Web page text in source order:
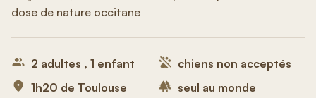
dose de nature occitane
2 adultes , 1 enfant
1h20 de Toulouse
chiens non acceptés
seul au monde